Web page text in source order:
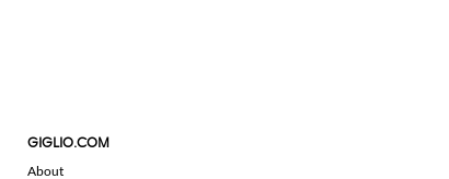
GIGLIO.COM
About